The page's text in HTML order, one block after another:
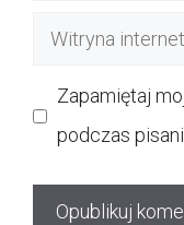
Witryna
Zapamiętaj
podczas